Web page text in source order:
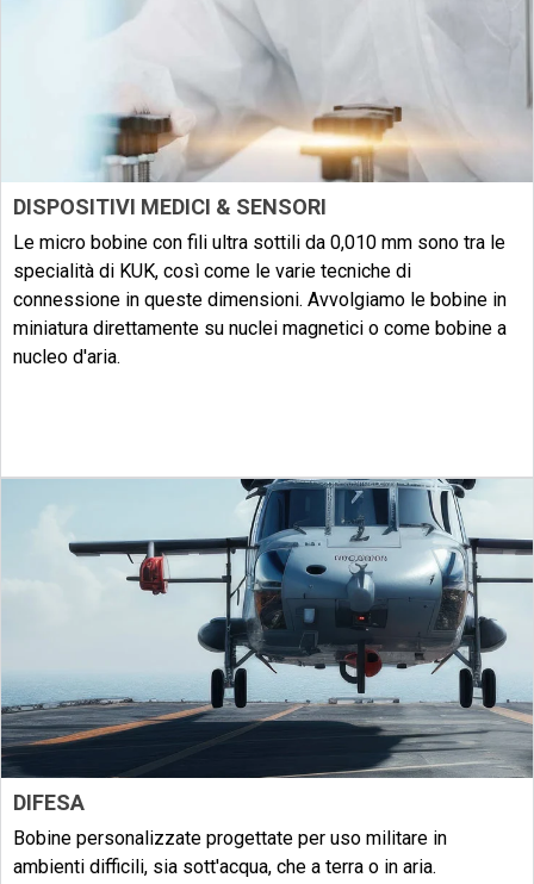
DISPOSITIVI MEDICI & SENSORI
Le micro bobine con fili ultra sottili da 0,010 mm sono tra le
specialità di KUK, così come le varie tecniche di
connessione in queste dimensioni. Avvolgiamo le bobine in
miniatura direttamente su nuclei magnetici o come bobine a
nucleo d'aria.
DIFESA
Bobine personalizzate progettate per uso militare in
ambienti difficili, sia sott'acqua, che a terra o in aria.